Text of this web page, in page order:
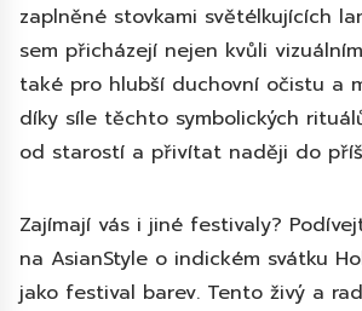
zaplněné stovkami světélkujících
sem přicházejí nejen kvůli
také pro hlubší duchovní očistu a
díky síle těchto symbolických
od starostí a přivítat naději do
Zajímají vás i jiné festivaly?
na AsianStyle o indickém svátku
jako festival barev. Tento živý a